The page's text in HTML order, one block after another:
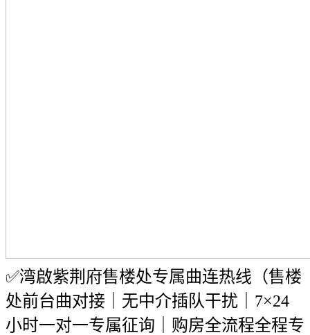
✅湾啟紫荆府售楼处专属曲连热线（售楼
处前台曲对接｜无中介插队干扰｜7×24
小时一对一专属征询｜购房全流程全程专